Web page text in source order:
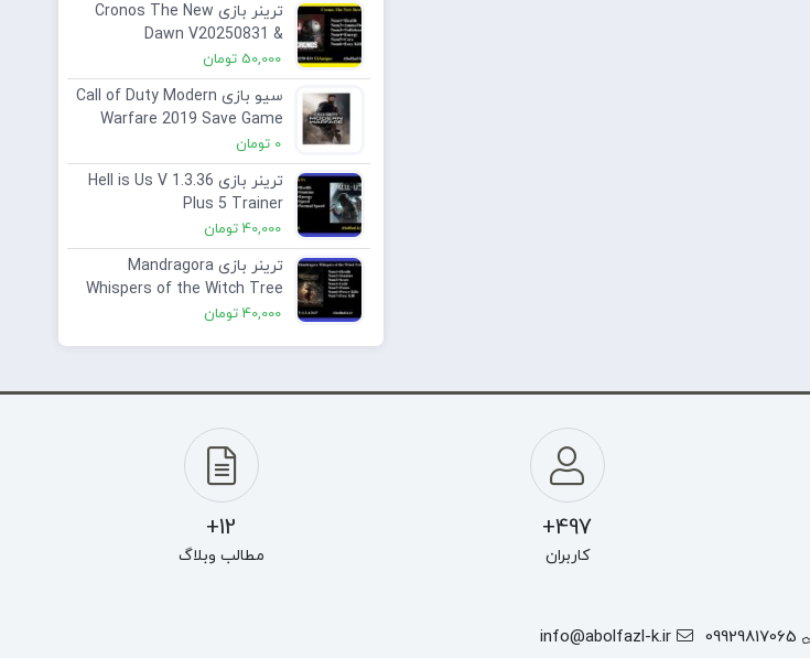
ترینر بازی Cronos The New
Dawn V20250831 &
09.09.2025 ElAmigos Plus 6
Trainer
50,000 تومان
سیو بازی Call of Duty Modern
Warfare 2019 Save Game
0 تومان
ترینر بازی Hell is Us V 1.3.36
Plus 5 Trainer
40,000 تومان
ترینر بازی Mandragora
Whispers of the Witch Tree
V 1.2.4.2147 Plus 7 Trainer
40,000 تومان
497+
کاربران
12+
مطالب وبلاگ
09929817065
info@abolfazl-k.ir